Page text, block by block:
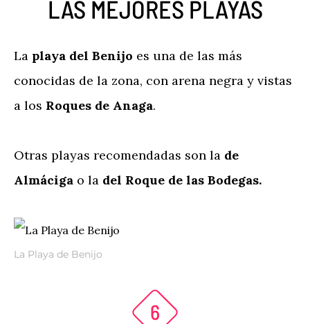
LAS MEJORES PLAYAS
La playa del Benijo es una de las más
conocidas de la zona, con arena negra y vistas
a los Roques de Anaga.
Otras playas recomendadas son la de
Almáciga o la del Roque de las Bodegas.
La Playa de Benijo